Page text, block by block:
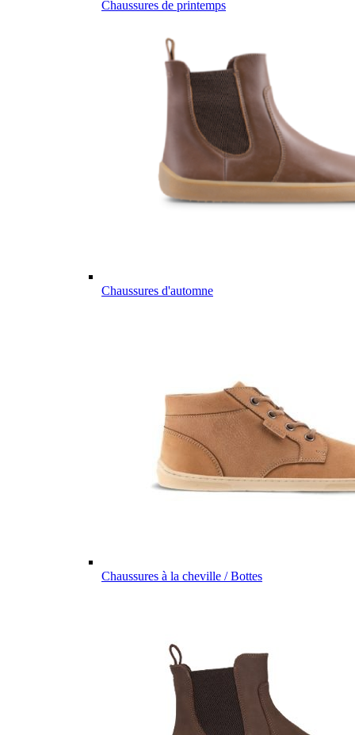
Chaussures de printemps
Chaussures d'automne
Chaussures à la cheville / Bottes